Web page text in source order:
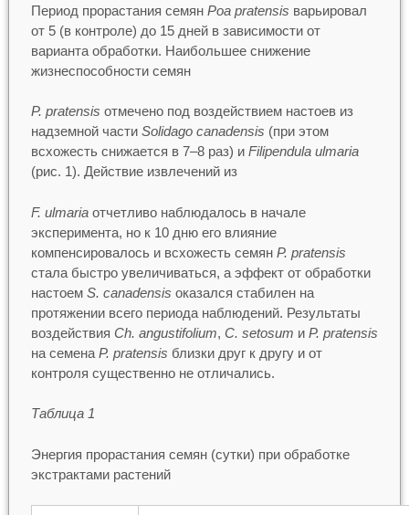
Период прорастания семян Poa pratensis варьировал
от 5 (в контроле) до 15 дней в зависимости от
варианта обработки. Наибольшее снижение
жизнеспособности семян
P. pratensis отмечено под воздействием настоев из
надземной части Solidago canadensis (при этом
всхожесть снижается в 7–8 раз) и Filipendula ulmaria
(рис. 1). Действие извлечений из
F. ulmaria отчетливо наблюдалось в начале
эксперимента, но к 10 дню его влияние
компенсировалось и всхожесть семян P. pratensis
стала быстро увеличиваться, а эффект от обработки
настоем S. canadensis оказался стабилен на
протяжении всего периода наблюдений. Результаты
воздействия Ch. angustifolium, C. setosum и P. pratensis
на семена P. pratensis близки друг к другу и от
контроля существенно не отличались.
Таблица 1
Энергия прорастания семян (сутки) при обработке
экстрактами растений